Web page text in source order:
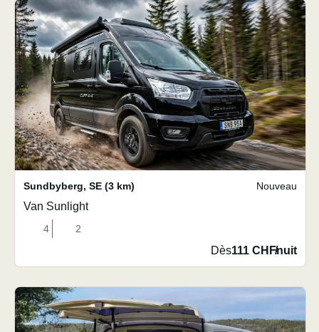
Sundbyberg, SE (3 km) Nouveau
Van Sunlight
4 2
Dès111 CHF/nuit